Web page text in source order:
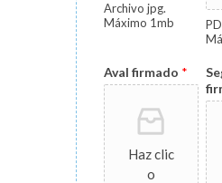
Archivo jpg.
Máximo 1mb
Aval firmado *
Haz clic
o